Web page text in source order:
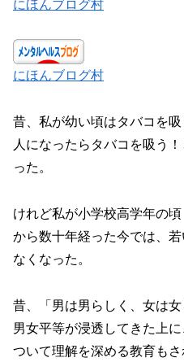
にほんブログ村
にほんブログ村
昔、私が幼い頃はタバコを
人になったらタバコを吸う
った。
けれど私が小学校高学年の
から数十年経った今では、
なくなった。
昔、「男は男らしく、女は
男女平等が浸透してきた上
ついて理解を深める教育も